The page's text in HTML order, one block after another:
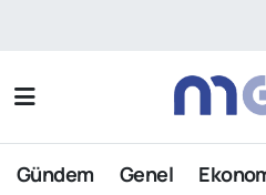
Gündem Genel
Nöbetçi Eczaneler
Hava Durumu